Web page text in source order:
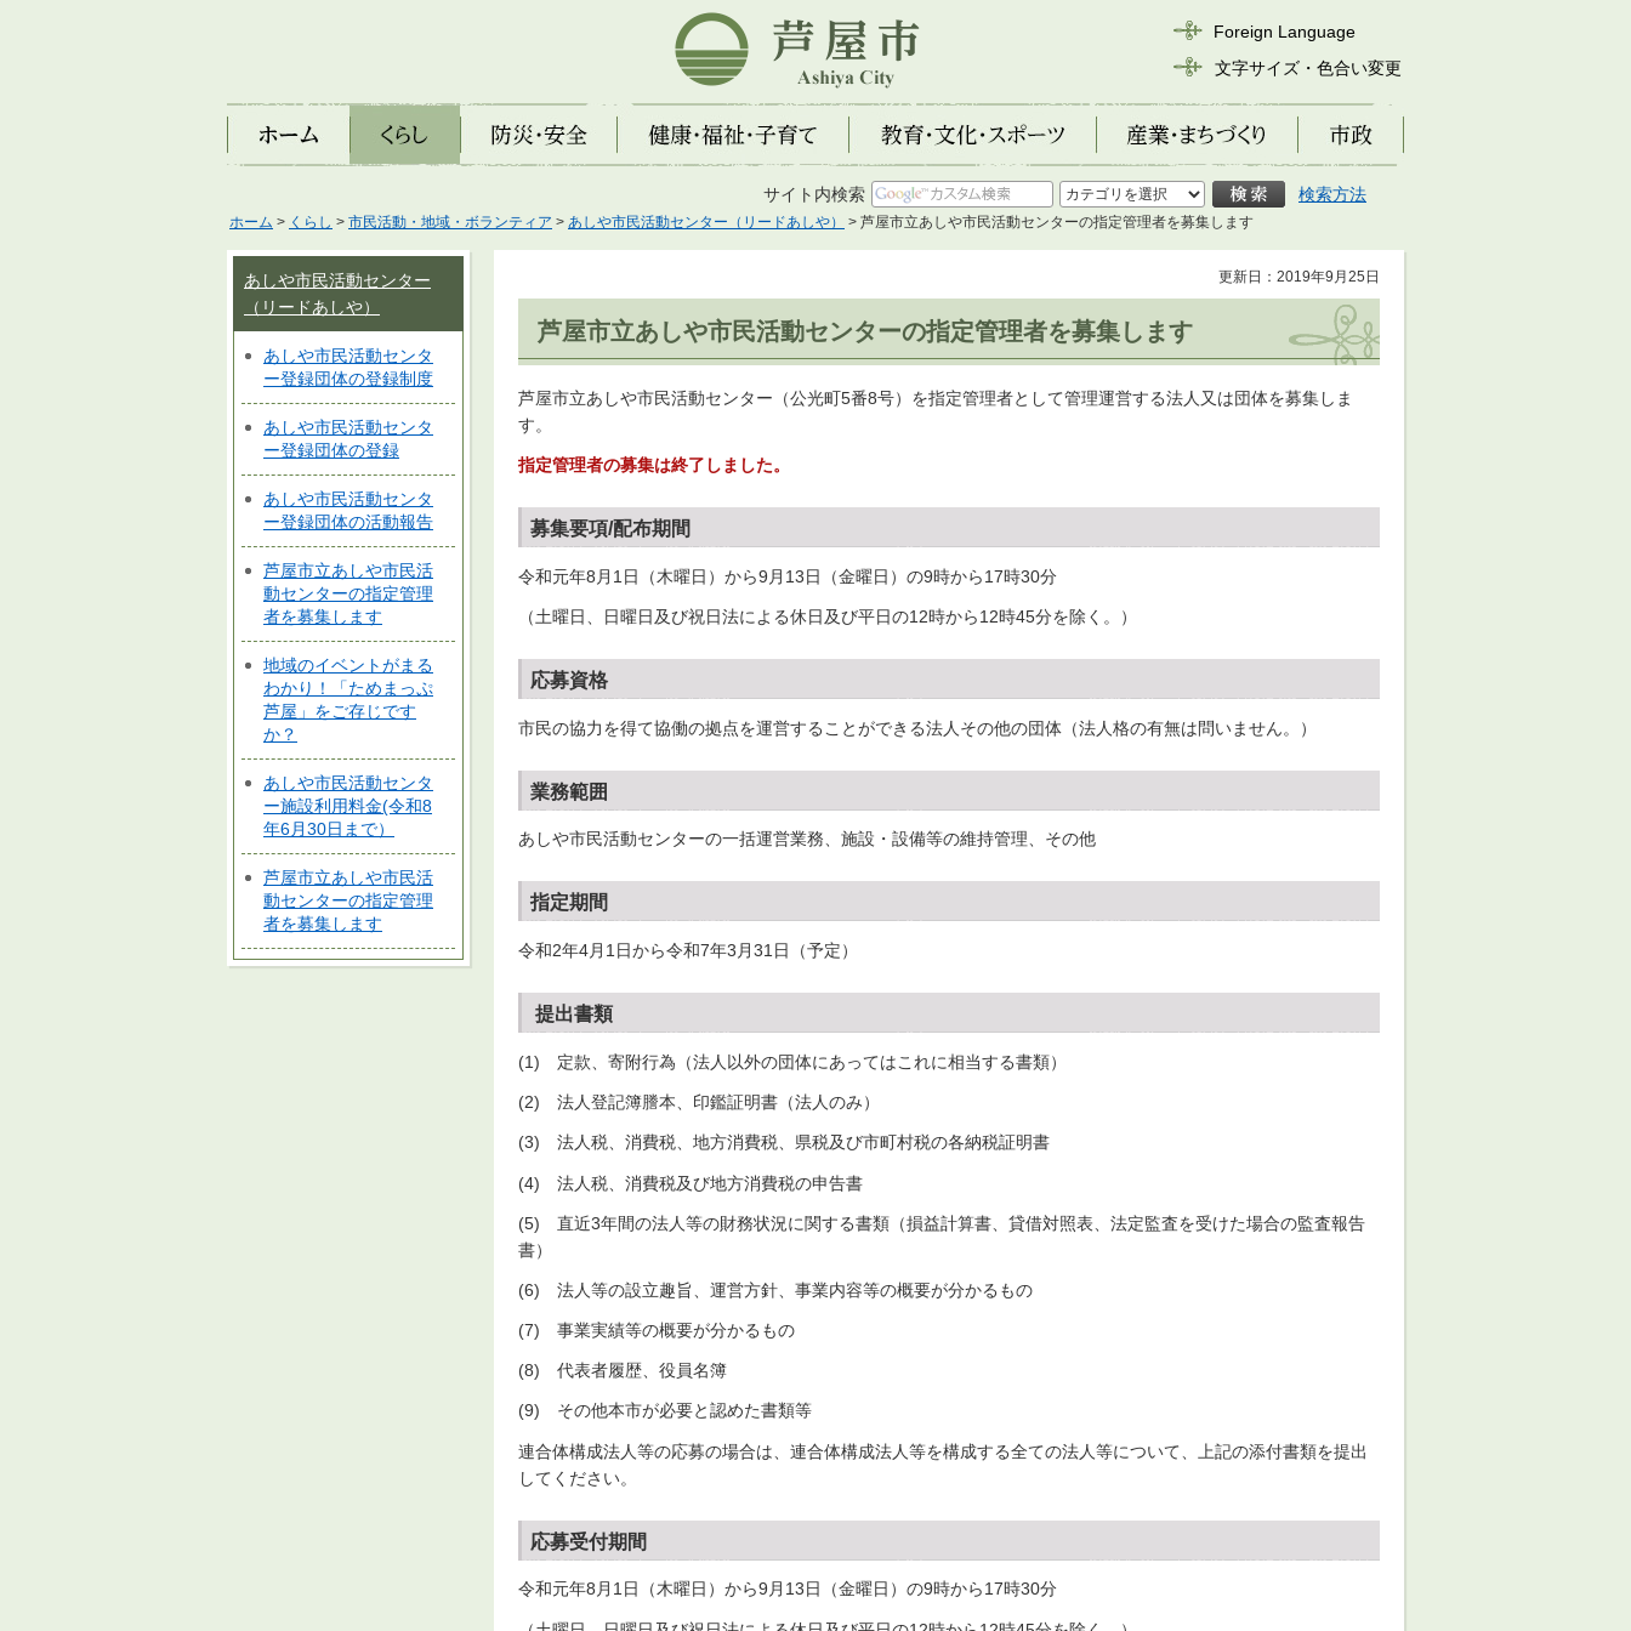
芦屋市
Foreign Language
文字サイズ・色合い変更
ホーム くらし 防災・安全 健康・福祉・子育て 教育・文化・スポーツ 産業・まちづくり 市政
サイト内検索 検索方法
ホーム > くらし > 市民活動・地域・ボランティア > あしや市民活動センター（リードあしや） > 芦屋市立あしや市民活動センターの指定管理者を募集します
あしや市民活動センター
（リードあしや）
あしや市民活動センタ
ー登録団体の登録制度
あしや市民活動センタ
ー登録団体の登録
あしや市民活動センタ
ー登録団体の活動報告
芦屋市立あしや市民活
動センターの指定管理
者を募集します
地域のイベントがまる
わかり！「ためまっぷ
芦屋」をご存じです
か？
あしや市民活動センタ
ー施設利用料金(令和8
年6月30日まで）
芦屋市立あしや市民活
動センターの指定管理
者を募集します
更新日：2019年9月25日
芦屋市立あしや市民活動センターの指定管理者を募集します
芦屋市立あしや市民活動センター（公光町5番8号）を指定管理者として管理運営する法人又は団体を募集しま
す。
指定管理者の募集は終了しました。
募集要項/配布期間
令和元年8月1日（木曜日）から9月13日（金曜日）の9時から17時30分
（土曜日、日曜日及び祝日法による休日及び平日の12時から12時45分を除く。）
応募資格
市民の協力を得て協働の拠点を運営することができる法人その他の団体（法人格の有無は問いません。）
業務範囲
あしや市民活動センターの一括運営業務、施設・設備等の維持管理、その他
指定期間
令和2年4月1日から令和7年3月31日（予定）
提出書類
(1) 定款、寄附行為（法人以外の団体にあってはこれに相当する書類）
(2) 法人登記簿謄本、印鑑証明書（法人のみ）
(3) 法人税、消費税、地方消費税、県税及び市町村税の各納税証明書
(4) 法人税、消費税及び地方消費税の申告書
(5) 直近3年間の法人等の財務状況に関する書類（損益計算書、貸借対照表、法定監査を受けた場合の監査報告
書）
(6) 法人等の設立趣旨、運営方針、事業内容等の概要が分かるもの
(7) 事業実績等の概要が分かるもの
(8) 代表者履歴、役員名簿
(9) その他本市が必要と認めた書類等
連合体構成法人等の応募の場合は、連合体構成法人等を構成する全ての法人等について、上記の添付書類を提出
してください。
応募受付期間
令和元年8月1日（木曜日）から9月13日（金曜日）の9時から17時30分